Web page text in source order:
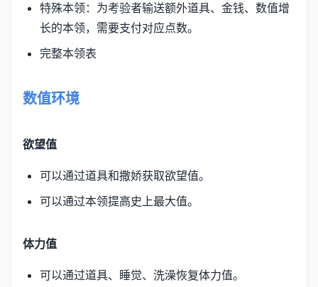
特殊本领：为考验者输送额外道具、金钱、数值增
长的本领，需要支付对应点数。
完整本领表
数值环境
欲望值
可以通过道具和撒娇获取欲望值。
可以通过本领提高史上最大值。
体力值
可以通过道具、睡觉、洗澡恢复体力值。